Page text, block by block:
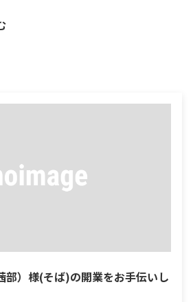
部）様(そば)の開業をお手伝いし